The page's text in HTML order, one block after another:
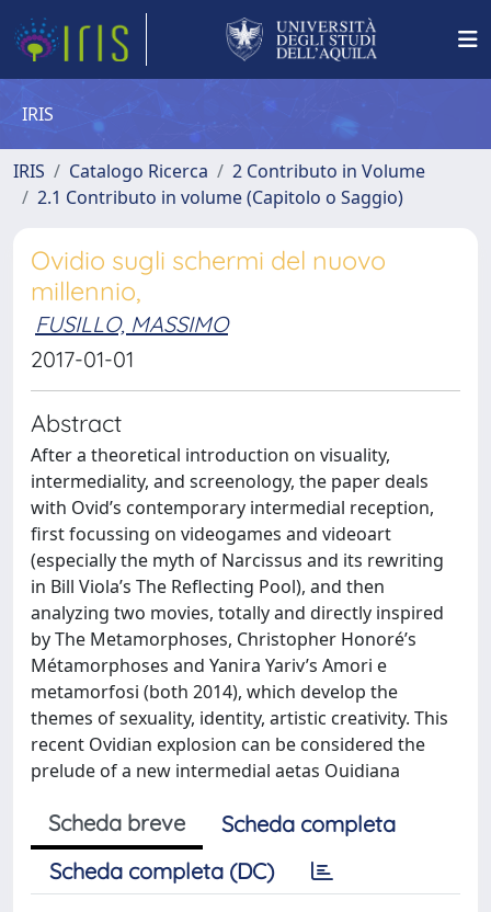
IRIS
IRIS Catalogo Ricerca
2 Contributo in Volume
2.1 Contributo in volume (Capitolo o Saggio)
Ovidio sugli schermi del nuovo
millennio,
FUSILLO, MASSIMO
2017-01-01
Abstract
After a theoretical introduction on visuality,
intermediality, and screenology, the paper deals
with Ovid’s contemporary intermedial reception,
first focussing on videogames and videoart
(especially the myth of Narcissus and its rewriting
in Bill Viola’s The Reflecting Pool), and then
analyzing two movies, totally and directly inspired
by The Metamorphoses, Christopher Honoré’s
Métamorphoses and Yanira Yariv’s Amori e
metamorfosi (both 2014), which develop the
themes of sexuality, identity, artistic creativity. This
recent Ovidian explosion can be considered the
prelude of a new intermedial aetas Ouidiana
Scheda breve
Scheda completa
Scheda completa (DC)